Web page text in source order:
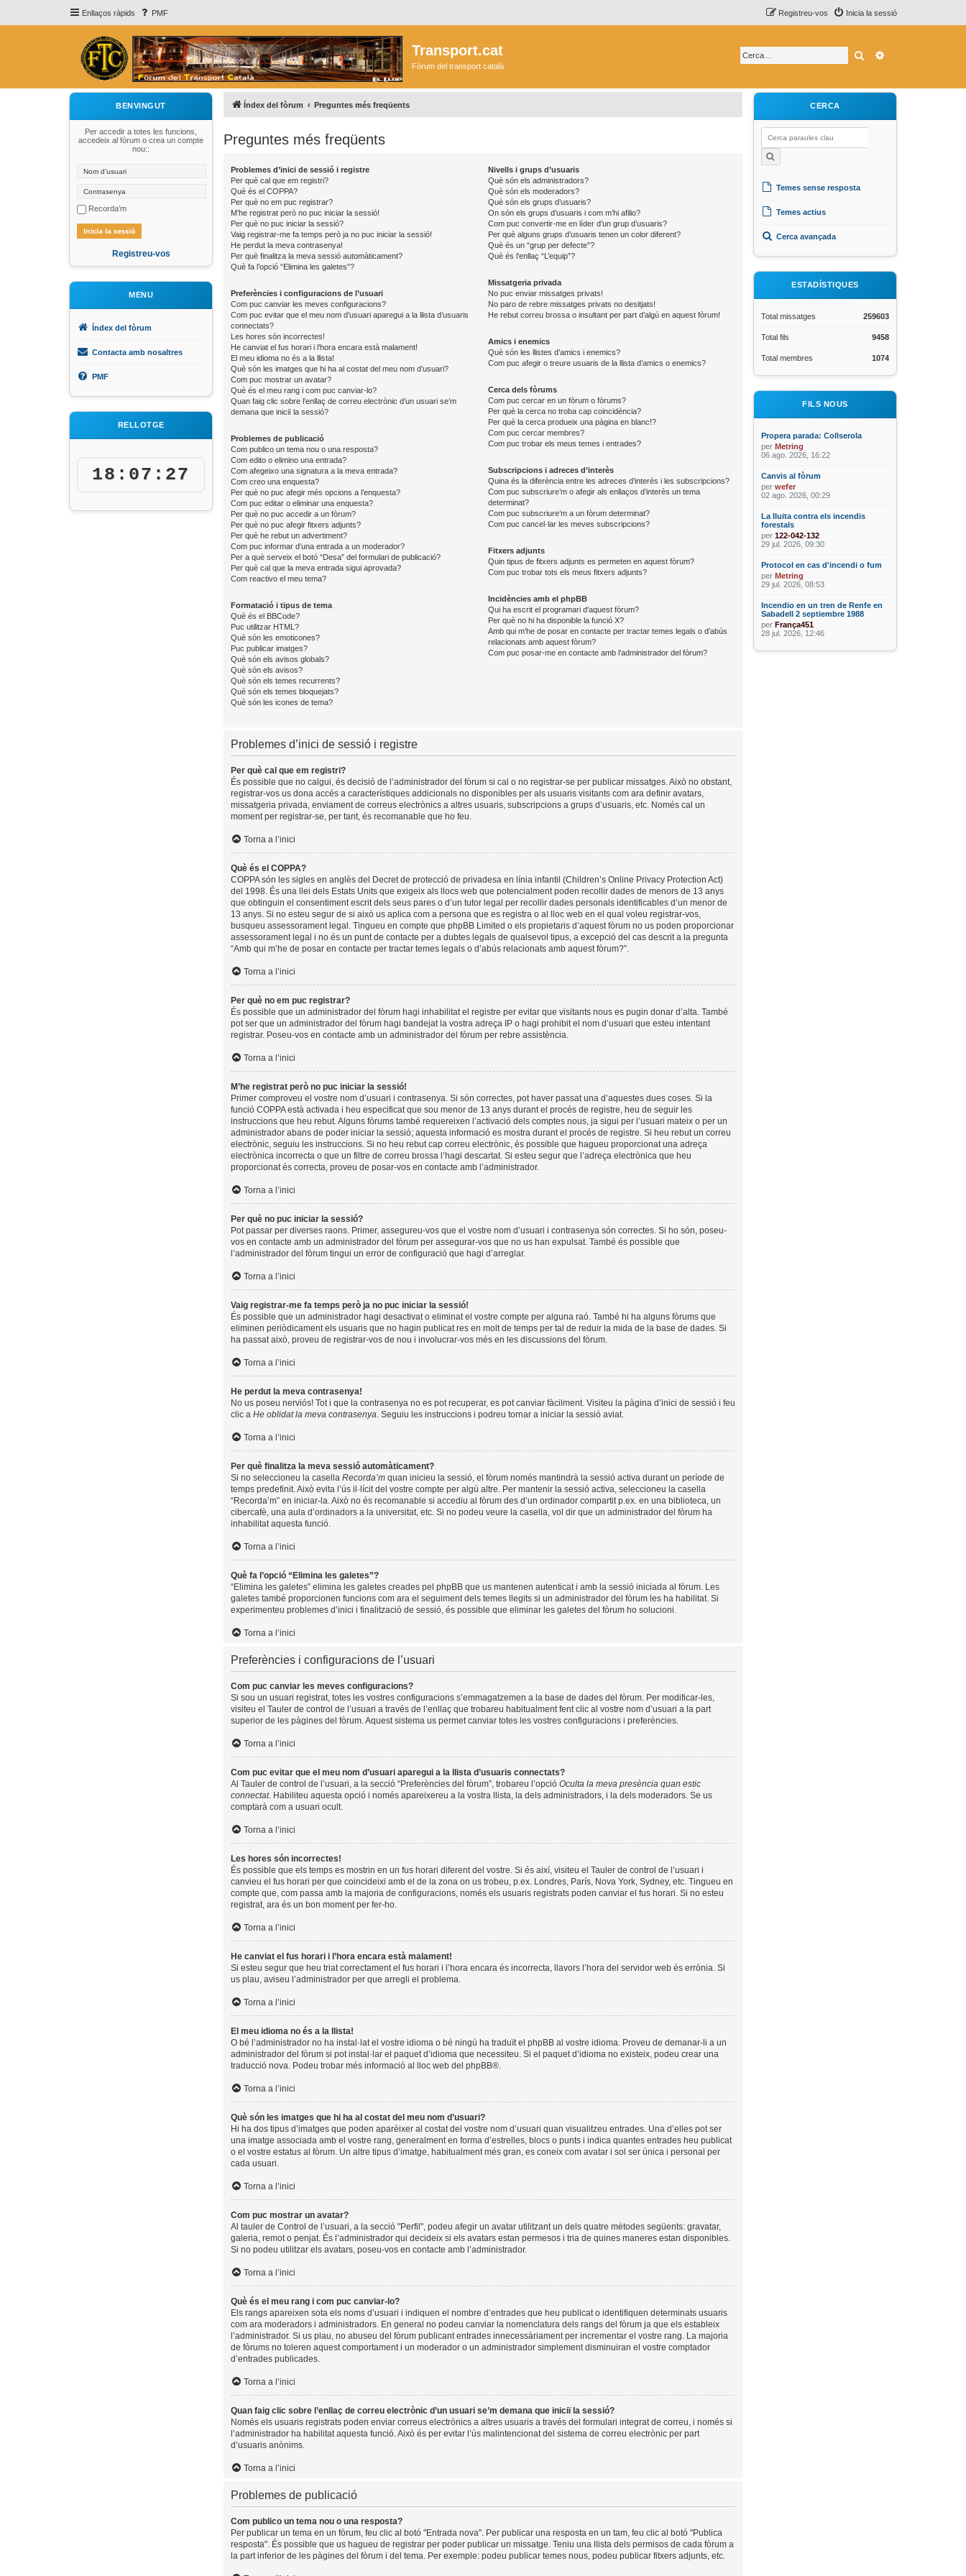
Enllaços ràpids PMF Inicia la sessió
Registreu-vos
Transport.cat
Fòrum del transport català
Cerca
BENVINGUT
Per accedir a totes les funcions,
accedeix al fòrum o crea un compte
nou::
Recorda’m
Registreu-vos
MENU
Índex del fòrum
Contacta amb nosaltres
PMF
RELLOTGE
18:07:28
Índex del fòrum Preguntes més freqüents
Preguntes més freqüents
Problemes d’inici de sessió i registre
Per què cal que em registri?
Què és el COPPA?
Per què no em puc registrar?
M’he registrat però no puc iniciar la sessió!
Per què no puc iniciar la sessió?
Vaig registrar-me fa temps però ja no puc iniciar la sessió!
He perdut la meva contrasenya!
Per què finalitza la meva sessió automàticament?
Què fa l’opció “Elimina les galetes”?
Preferències i configuracions de l’usuari
Com puc canviar les meves configuracions?
Com puc evitar que el meu nom d’usuari aparegui a la llista d’usuaris
connectats?
Les hores són incorrectes!
He canviat el fus horari i l’hora encara està malament!
El meu idioma no és a la llista!
Què són les imatges que hi ha al costat del meu nom d’usuari?
Com puc mostrar un avatar?
Què és el meu rang i com puc canviar-lo?
Quan faig clic sobre l’enllaç de correu electrònic d’un usuari se’m
demana que iniciï la sessió?
Problemes de publicació
Com publico un tema nou o una resposta?
Com edito o elimino una entrada?
Com afegeixo una signatura a la meva entrada?
Com creo una enquesta?
Per què no puc afegir més opcions a l’enquesta?
Com puc editar o eliminar una enquesta?
Per què no puc accedir a un fòrum?
Per què no puc afegir fitxers adjunts?
Per què he rebut un advertiment?
Com puc informar d’una entrada a un moderador?
Per a què serveix el botó “Desa” del formulari de publicació?
Per què cal que la meva entrada sigui aprovada?
Com reactivo el meu tema?
Formatació i tipus de tema
Què és el BBCode?
Puc utilitzar HTML?
Què són les emoticones?
Puc publicar imatges?
Què són els avisos globals?
Què són els avisos?
Què són els temes recurrents?
Què són els temes bloquejats?
Què són les icones de tema?
Nivells i grups d’usuaris
Què són els administradors?
Què són els moderadors?
Què són els grups d’usuaris?
On són els grups d’usuaris i com m’hi afilio?
Com puc convertir-me en líder d’un grup d’usuaris?
Per què alguns grups d’usuaris tenen un color diferent?
Què és un “grup per defecte”?
Què és l’enllaç “L’equip”?
Missatgeria privada
No puc enviar missatges privats!
No paro de rebre missatges privats no desitjats!
He rebut correu brossa o insultant per part d’algú en aquest fòrum!
Amics i enemics
Què són les llistes d’amics i enemics?
Com puc afegir o treure usuaris de la llista d’amics o enemics?
Cerca dels fòrums
Com puc cercar en un fòrum o fòrums?
Per què la cerca no troba cap coincidència?
Per què la cerca produeix una pàgina en blanc!?
Com puc cercar membres?
Com puc trobar els meus temes i entrades?
Subscripcions i adreces d’interès
Quina és la diferència entre les adreces d’interès i les subscripcions?
Com puc subscriure’m o afegir als enllaços d’interès un tema
determinat?
Com puc subscriure’m a un fòrum determinat?
Com puc cancel·lar les meves subscripcions?
Fitxers adjunts
Quin tipus de fitxers adjunts es permeten en aquest fòrum?
Com puc trobar tots els meus fitxers adjunts?
Incidències amb el phpBB
Qui ha escrit el programari d’aquest fòrum?
Per què no hi ha disponible la funció X?
Amb qui m’he de posar en contacte per tractar temes legals o d’abús
relacionats amb aquest fòrum?
Com puc posar-me en contacte amb l’administrador del fòrum?
Problemes d’inici de sessió i registre
Per què cal que em registri?
És possible que no calgui, és decisió de l’administrador del fòrum si cal o no registrar-se per publicar missatges. Això no obstant,
registrar-vos us dona accés a característiques addicionals no disponibles per als usuaris visitants com ara definir avatars,
missatgeria privada, enviament de correus electrònics a altres usuaris, subscripcions a grups d’usuaris, etc. Només cal un
moment per registrar-se, per tant, és recomanable que ho feu.
Torna a l’inici
Què és el COPPA?
COPPA són les sigles en anglès del Decret de protecció de privadesa en línia infantil (Children’s Online Privacy Protection Act)
del 1998. És una llei dels Estats Units que exigeix als llocs web que potencialment poden recollir dades de menors de 13 anys
que obtinguin el consentiment escrit dels seus pares o d’un tutor legal per recollir dades personals identificables d’un menor de
13 anys. Si no esteu segur de si això us aplica com a persona que es registra o al lloc web en el qual voleu registrar-vos,
busqueu assessorament legal. Tingueu en compte que phpBB Limited o els propietaris d’aquest fòrum no us poden proporcionar
assessorament legal i no és un punt de contacte per a dubtes legals de qualsevol tipus, a excepció del cas descrit a la pregunta
“Amb qui m’he de posar en contacte per tractar temes legals o d’abús relacionats amb aquest fòrum?”.
Torna a l’inici
Per què no em puc registrar?
És possible que un administrador del fòrum hagi inhabilitat el registre per evitar que visitants nous es pugin donar d’alta. També
pot ser que un administrador del fòrum hagi bandejat la vostra adreça IP o hagi prohibit el nom d’usuari que esteu intentant
registrar. Poseu-vos en contacte amb un administrador del fòrum per rebre assistència.
Torna a l’inici
M’he registrat però no puc iniciar la sessió!
Primer comproveu el vostre nom d’usuari i contrasenya. Si són correctes, pot haver passat una d’aquestes dues coses. Si la
funció COPPA està activada i heu especificat que sou menor de 13 anys durant el procés de registre, heu de seguir les
instruccions que heu rebut. Alguns fòrums també requereixen l’activació dels comptes nous, ja sigui per l’usuari mateix o per un
administrador abans de poder iniciar la sessió; aquesta informació es mostra durant el procés de registre. Si heu rebut un correu
electrònic, seguiu les instruccions. Si no heu rebut cap correu electrònic, és possible que hagueu proporcionat una adreça
electrònica incorrecta o que un filtre de correu brossa l’hagi descartat. Si esteu segur que l’adreça electrònica que heu
proporcionat és correcta, proveu de posar-vos en contacte amb l’administrador.
Torna a l’inici
Per què no puc iniciar la sessió?
Pot passar per diverses raons. Primer, assegureu-vos que el vostre nom d’usuari i contrasenya són correctes. Si ho són, poseu-
vos en contacte amb un administrador del fòrum per assegurar-vos que no us han expulsat. També és possible que
l’administrador del fòrum tingui un error de configuració que hagi d’arreglar.
Torna a l’inici
Vaig registrar-me fa temps però ja no puc iniciar la sessió!
És possible que un administrador hagi desactivat o eliminat el vostre compte per alguna raó. També hi ha alguns fòrums que
eliminen periòdicament els usuaris que no hagin publicat res en molt de temps per tal de reduir la mida de la base de dades. Si
ha passat això, proveu de registrar-vos de nou i involucrar-vos més en les discussions del fòrum.
Torna a l’inici
He perdut la meva contrasenya!
No us poseu nerviós! Tot i que la contrasenya no es pot recuperar, es pot canviar fàcilment. Visiteu la pàgina d’inici de sessió i feu
clic a He oblidat la meva contrasenya. Seguiu les instruccions i podreu tornar a iniciar la sessió aviat.
Torna a l’inici
Per què finalitza la meva sessió automàticament?
Si no seleccioneu la casella Recorda’m quan inicieu la sessió, el fòrum només mantindrà la sessió activa durant un període de
temps predefinit. Això evita l’ús il·lícit del vostre compte per algú altre. Per mantenir la sessió activa, seleccioneu la casella
“Recorda’m” en iniciar-la. Això no és recomanable si accediu al fòrum des d’un ordinador compartit p.ex. en una biblioteca, un
cibercafè, una aula d’ordinadors a la universitat, etc. Si no podeu veure la casella, vol dir que un administrador del fòrum ha
inhabilitat aquesta funció.
Torna a l’inici
Què fa l’opció “Elimina les galetes”?
“Elimina les galetes” elimina les galetes creades pel phpBB que us mantenen autenticat i amb la sessió iniciada al fòrum. Les
galetes també proporcionen funcions com ara el seguiment dels temes llegits si un administrador del fòrum les ha habilitat. Si
experimenteu problemes d’inici i finalització de sessió, és possible que eliminar les galetes del fòrum ho solucioni.
Torna a l’inici
Preferències i configuracions de l’usuari
Com puc canviar les meves configuracions?
Si sou un usuari registrat, totes les vostres configuracions s’emmagatzemen a la base de dades del fòrum. Per modificar-les,
visiteu el Tauler de control de l’usuari a través de l’enllaç que trobareu habitualment fent clic al vostre nom d’usuari a la part
superior de les pàgines del fòrum. Aquest sistema us permet canviar totes les vostres configuracions i preferències.
Torna a l’inici
Com puc evitar que el meu nom d’usuari aparegui a la llista d’usuaris connectats?
Al Tauler de control de l’usuari, a la secció “Preferències del fòrum”, trobareu l’opció Oculta la meva presència quan estic
connectat. Habiliteu aquesta opció i només apareixereu a la vostra llista, la dels administradors, i la dels moderadors. Se us
comptarà com a usuari ocult.
Torna a l’inici
Les hores són incorrectes!
És possible que els temps es mostrin en un fus horari diferent del vostre. Si és així, visiteu el Tauler de control de l’usuari i
canvieu el fus horari per que coincideixi amb el de la zona on us trobeu, p.ex. Londres, París, Nova York, Sydney, etc. Tingueu en
compte que, com passa amb la majoria de configuracions, només els usuaris registrats poden canviar el fus horari. Si no esteu
registrat, ara és un bon moment per fer-ho.
Torna a l’inici
He canviat el fus horari i l’hora encara està malament!
Si esteu segur que heu triat correctament el fus horari i l’hora encara és incorrecta, llavors l’hora del servidor web és errònia. Si
us plau, aviseu l’administrador per que arregli el problema.
Torna a l’inici
El meu idioma no és a la llista!
O bé l’administrador no ha instal·lat el vostre idioma o bé ningú ha traduït el phpBB al vostre idioma. Proveu de demanar-li a un
administrador del fòrum si pot instal·lar el paquet d’idioma que necessiteu. Si el paquet d’idioma no existeix, podeu crear una
traducció nova. Podeu trobar més informació al lloc web del phpBB®.
Torna a l’inici
Què són les imatges que hi ha al costat del meu nom d’usuari?
Hi ha dos tipus d’imatges que poden aparèixer al costat del vostre nom d’usuari quan visualitzeu entrades. Una d’elles pot ser
una imatge associada amb el vostre rang, generalment en forma d’estrelles, blocs o punts i indica quantes entrades heu publicat
o el vostre estatus al fòrum. Un altre tipus d’imatge, habitualment més gran, es coneix com avatar i sol ser única i personal per
cada usuari.
Torna a l’inici
Com puc mostrar un avatar?
Al tauler de Control de l’usuari, a la secció "Perfil", podeu afegir un avatar utilitzant un dels quatre mètodes següents: gravatar,
galeria, remot o penjat. És l’administrador qui decideix si els avatars estan permesos i tria de quines maneres estan disponibles.
Si no podeu utilitzar els avatars, poseu-vos en contacte amb l’administrador.
Torna a l’inici
Què és el meu rang i com puc canviar-lo?
Els rangs apareixen sota els noms d’usuari i indiquen el nombre d’entrades que heu publicat o identifiquen determinats usuaris
com ara moderadors i administradors. En general no podeu canviar la nomenclatura dels rangs del fòrum ja que els estableix
l’administrador. Si us plau, no abuseu del fòrum publicant entrades innecessàriament per incrementar el vostre rang. La majoria
de fòrums no toleren aquest comportament i un moderador o un administrador simplement disminuiran el vostre comptador
d’entrades publicades.
Torna a l’inici
Quan faig clic sobre l’enllaç de correu electrònic d’un usuari se’m demana que iniciï la sessió?
Només els usuaris registrats poden enviar correus electrònics a altres usuaris a través del formulari integrat de correu, i només si
l’administrador ha habilitat aquesta funció. Això és per evitar l’ús malintencionat del sistema de correu electrònic per part
d’usuaris anònims.
Torna a l’inici
Problemes de publicació
Com publico un tema nou o una resposta?
Per publicar un tema en un fòrum, feu clic al botó "Entrada nova". Per publicar una resposta en un tam, feu clic al botó "Publica
resposta". És possible que us hagueu de registrar per poder publicar un missatge. Teniu una llista dels permisos de cada fòrum a
la part inferior de les pàgines del fòrum i del tema. Per exemple: podeu publicar temes nous, podeu publicar fitxers adjunts, etc.
CERCA
Temes sense resposta
Temes actius
Cerca avançada
ESTADÍSTIQUES
Total missatges 259603
Total fils 9458
Total membres 1074
FILS NOUS
Propera parada: Collserola
per Metring
06 ago. 2026, 16:22
Canvis al fòrum
per wefer
02 ago. 2026, 00:29
La lluita contra els incendis
forestals
per 122-042-132
29 jul. 2026, 09:30
Protocol en cas d'incendi o fum
per Metring
29 jul. 2026, 08:53
Incendio en un tren de Renfe en
Sabadell 2 septiembre 1988
per França451
28 jul. 2026, 12:46